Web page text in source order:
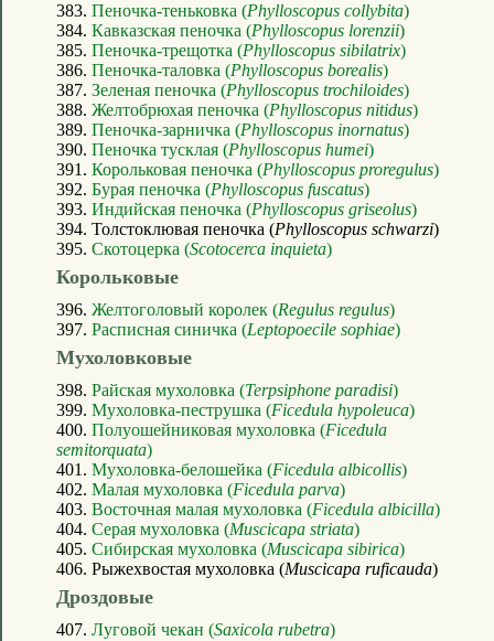
383. Пеночка-теньковка (Phylloscopus collybita)
384. Кавказская пеночка (Phylloscopus lorenzii)
385. Пеночка-трещотка (Phylloscopus sibilatrix)
386. Пеночка-таловка (Phylloscopus borealis)
387. Зеленая пеночка (Phylloscopus trochiloides)
388. Желтобрюхая пеночка (Phylloscopus nitidus)
389. Пеночка-зарничка (Phylloscopus inornatus)
390. Пеночка тусклая (Phylloscopus humei)
391. Корольковая пеночка (Phylloscopus proregulus)
392. Бурая пеночка (Phylloscopus fuscatus)
393. Индийская пеночка (Phylloscopus griseolus)
394. Толстоклювая пеночка (Phylloscopus schwarzi)
395. Скотоцерка (Scotocerca inquieta)
Корольковые
396. Желтоголовый королек (Regulus regulus)
397. Расписная синичка (Leptopoecile sophiae)
Мухоловковые
398. Райская мухоловка (Terpsiphone paradisi)
399. Мухоловка-пеструшка (Ficedula hypoleuca)
400. Полуошейниковая мухоловка (Ficedula
semitorquata)
401. Мухоловка-белошейка (Ficedula albicollis)
402. Малая мухоловка (Ficedula parva)
403. Восточная малая мухоловка (Ficedula albicilla)
404. Серая мухоловка (Muscicapa striata)
405. Сибирская мухоловка (Muscicapa sibirica)
406. Рыжехвостая мухоловка (Muscicapa ruficauda)
Дроздовые
407. Луговой чекан (Saxicola rubetra)